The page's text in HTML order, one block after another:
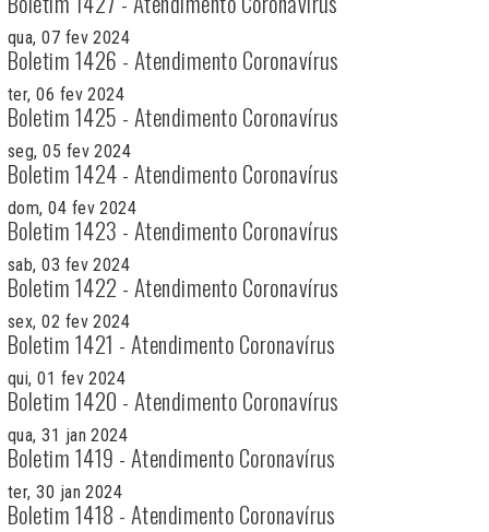
qua, 07 fev 2024
Boletim 1426 - Atendimento Coronavírus
ter, 06 fev 2024
Boletim 1425 - Atendimento Coronavírus
seg, 05 fev 2024
Boletim 1424 - Atendimento Coronavírus
dom, 04 fev 2024
Boletim 1423 - Atendimento Coronavírus
sab, 03 fev 2024
Boletim 1422 - Atendimento Coronavírus
sex, 02 fev 2024
Boletim 1421 - Atendimento Coronavírus
qui, 01 fev 2024
Boletim 1420 - Atendimento Coronavírus
qua, 31 jan 2024
Boletim 1419 - Atendimento Coronavírus
ter, 30 jan 2024
Boletim 1418 - Atendimento Coronavírus